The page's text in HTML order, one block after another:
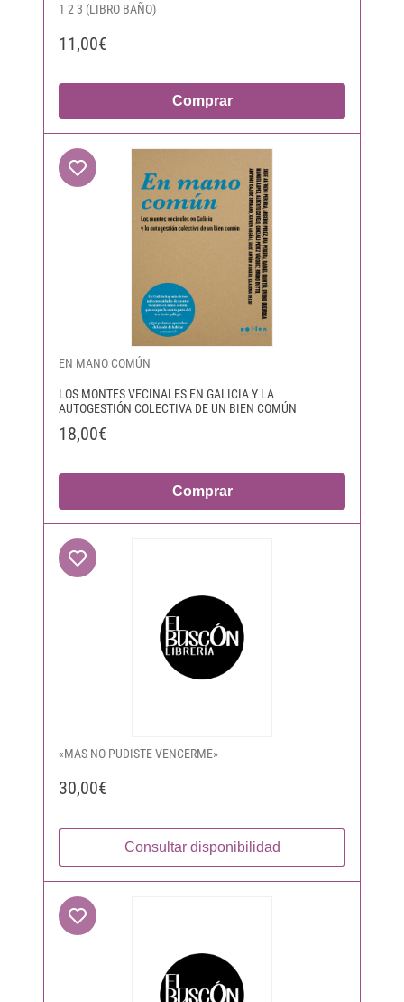
1 2 3 (LIBRO BAÑO)
11,00€
Comprar
EN MANO COMÚN
LOS MONTES VECINALES EN GALICIA Y LA
AUTOGESTIÓN COLECTIVA DE UN BIEN COMÚN
18,00€
Comprar
«MAS NO PUDISTE VENCERME»
30,00€
Consultar disponibilidad